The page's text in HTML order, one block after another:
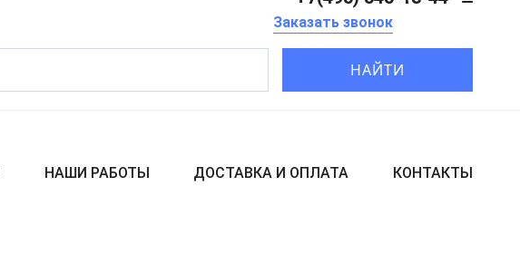
Заказать звонок
НАЙТИ
НАШИ РАБОТЫ ДОСТАВКА И ОПЛАТА КОНТАКТЫ